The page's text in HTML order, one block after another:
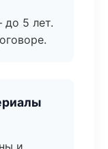
5 лет.
и